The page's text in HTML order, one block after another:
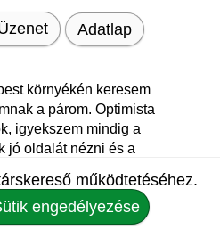
Adatlap
környékén keresem
a párom. Optimista
igyekszem mindig a
jó oldalát nézni és a
megértő páromat
életem hátralevő
Egyenlőre csak
működtetéséhez.
engedélyezése